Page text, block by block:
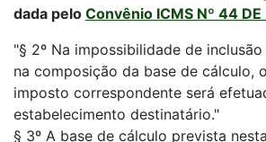
dada pelo Convênio ICMS Nº 44
"§ 2º Na impossibilidade de
na composição da base de cálculo,
imposto correspondente será
estabelecimento destinatário."
§ 3º A base de cálculo prevista